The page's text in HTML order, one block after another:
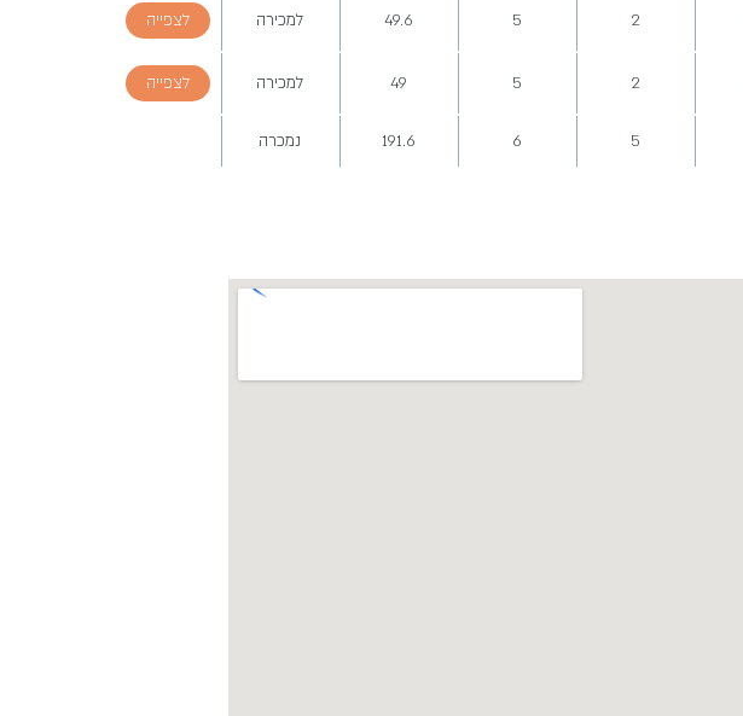
2
5
49.6 למכירה לצפייה
2
5
49 למכירה לצפייה
5
6
191.6 נמכרה